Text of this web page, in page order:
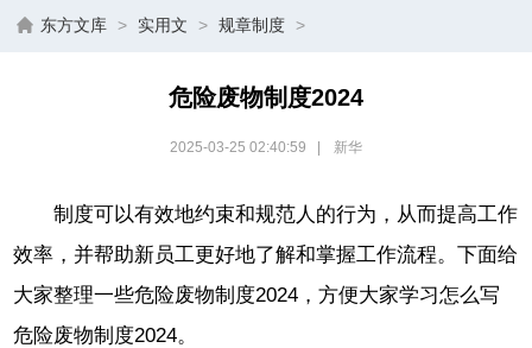
东方文库 > 实用文 > 规章制度 >
危险废物制度2024
2025-03-25 02:40:59 新华
制度可以有效地约束和规范人的行为，从而提高工作
效率，并帮助新员工更好地了解和掌握工作流程。下面给
大家整理一些危险废物制度2024，方便大家学习怎么写
危险废物制度2024。